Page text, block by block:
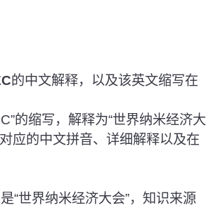
的中文解释，以及该英文缩写在
的缩写，解释为“世界纳米经济大
应的中文拼音、详细解释以及在
“世界纳米经济大会”，知识来源